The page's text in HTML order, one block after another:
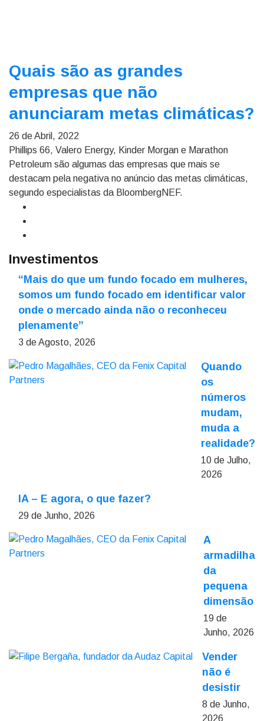
Quais são as grandes
empresas que não
anunciaram metas climáticas?
26 de Abril, 2022
Phillips 66, Valero Energy, Kinder Morgan e Marathon
Petroleum são algumas das empresas que mais se
destacam pela negativa no anúncio das metas climáticas,
segundo especialistas da BloombergNEF.
Investimentos
“Mais do que um fundo focado em mulheres,
somos um fundo focado em identificar valor
onde o mercado ainda não o reconheceu
plenamente”
3 de Agosto, 2026
Quando
os
números
mudam,
muda a
realidade?
10 de Julho,
2026
IA – E agora, o que fazer?
29 de Junho, 2026
A
armadilha
da
pequena
dimensão
19 de
Junho, 2026
Vender
não é
desistir
8 de Junho,
2026